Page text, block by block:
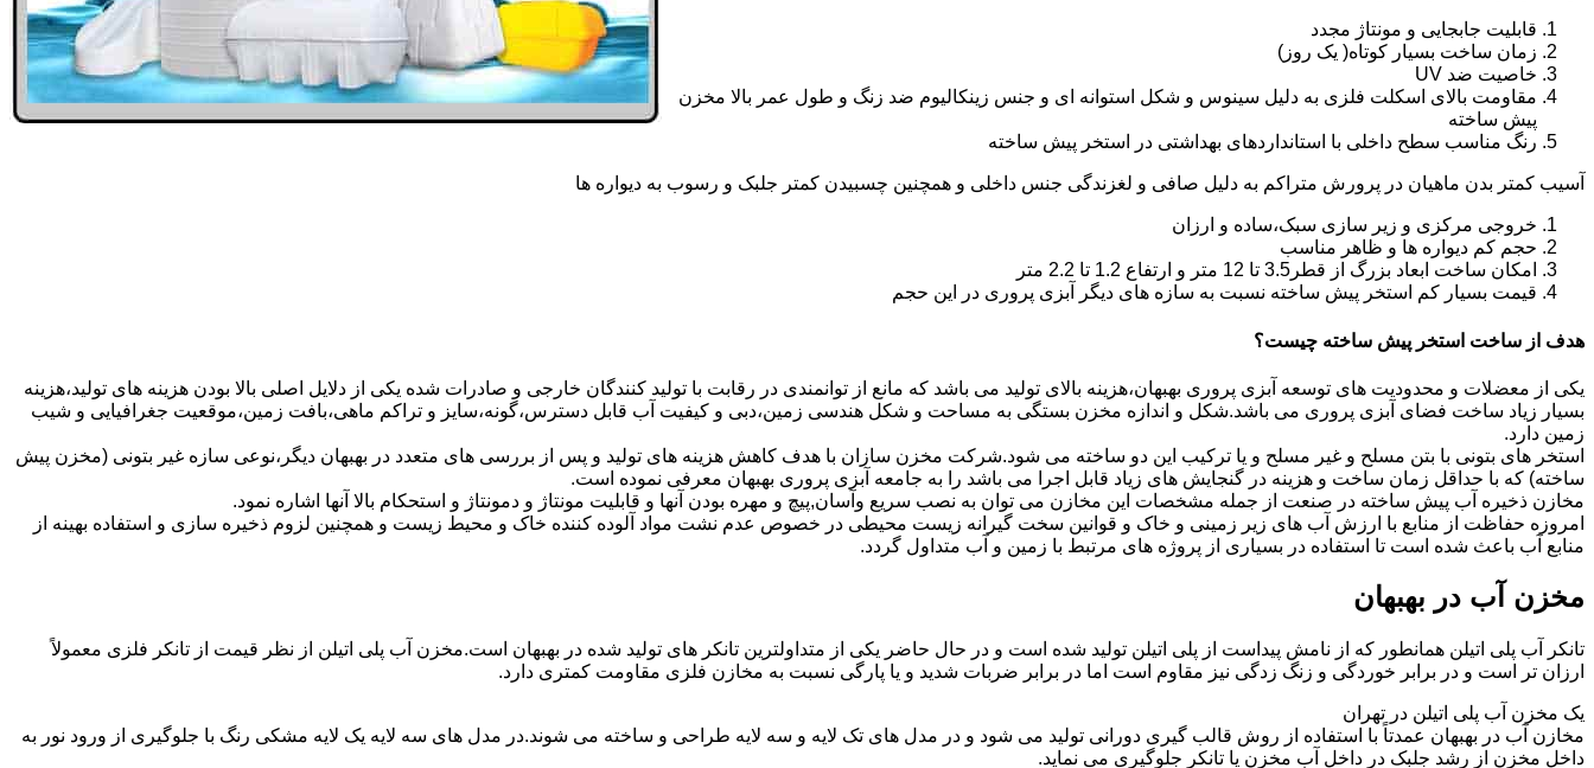
قابلیت جابجایی و مونتاژ مجدد
زمان ساخت بسیار کوتاه( یک روز)
خاصیت ضد UV
مقاومت بالای اسکلت فلزی به دلیل سینوس و شکل استوانه ای و جنس زینکالیوم ضد زنگ و طول عمر بالا مخزن
پیش ساخته
رنگ مناسب سطح داخلی با استانداردهای بهداشتی در استخر پیش ساخته
آسیب کمتر بدن ماهیان در پرورش متراکم به دلیل صافی و لغزندگی جنس داخلی و همچنین چسبیدن کمتر جلبک و رسوب به دیواره ها
خروجی مرکزی و زیر سازی سبک،ساده و ارزان
حجم کم دیواره ها و ظاهر مناسب
امکان ساخت ابعاد بزرگ از قطر3.5 تا 12 متر و ارتفاع 1.2 تا 2.2 متر
قیمت بسیار کم استخر پیش ساخته نسبت به سازه های دیگر آبزی پروری در این حجم
هدف از ساخت استخر پیش ساخته چیست؟
یکی از معضلات و محدودیت های توسعه آبزی پروری بهبهان،هزینه بالای تولید می باشد که مانع از توانمندی در رقابت با تولید کنندگان خارجی و صادرات شده یکی از دلایل اصلی بالا بودن هزینه های تولید،هزینه
بسیار زیاد ساخت فضای آبزی پروری می باشد.شکل و اندازه مخزن بستگی به مساحت و شکل هندسی زمین،دبی و کیفیت آب قابل دسترس،گونه،سایز و تراکم ماهی،بافت زمین،موقعیت جغرافیایی و شیب
زمین دارد.
استخر های بتونی با بتن مسلح و غیر مسلح و یا ترکیب این دو ساخته می شود.شرکت مخزن سازان با هدف کاهش هزینه های تولید و پس از بررسی های متعدد در بهبهان دیگر،نوعی سازه غیر بتونی (مخزن پیش
ساخته) که با حداقل زمان ساخت و هزینه در گنجایش های زیاد قابل اجرا می باشد را به جامعه آبزی پروری بهبهان معرفی نموده است.
مخازن ذخیره آب پیش ساخته در صنعت از جمله مشخصات این مخازن می توان به نصب سریع وآسان,پیچ و مهره بودن آنها و قابلیت مونتاژ و دمونتاژ و استحکام بالا آنها اشاره نمود.
امروزه حفاظت از منابع با ارزش آب های زیر زمینی و خاک و قوانین سخت گیرانه زیست محیطی در خصوص عدم نشت مواد آلوده کننده خاک و محیط زیست و همچنین لزوم ذخیره سازی و استفاده بهینه از
منابع آب باعث شده است تا استفاده در بسیاری از پروژه های مرتبط با زمین و آب متداول گردد.
مخزن آب در بهبهان
تانکر آب پلی اتیلن همانطور که از نامش پیداست از پلی اتیلن تولید شده است و در حال حاضر یکی از متداولترین تانکر های تولید شده در بهبهان است.مخزن آب پلی اتیلن از نظر قیمت از تانکر فلزی معمولاً
ارزان تر است و در برابر خوردگی و زنگ زدگی نیز مقاوم است اما در برابر ضربات شدید و یا پارگی نسبت به مخازن فلزی مقاومت کمتری دارد.
یک مخزن آب پلی اتیلن در تهران
مخازن آب در بهبهان عمدتاً با استفاده از روش قالب گیری دورانی تولید می شود و در مدل های تک لایه و سه لایه طراحی و ساخته می شوند.در مدل های سه لایه یک لایه مشکی رنگ با جلوگیری از ورود نور به
داخل مخزن از رشد جلبک در داخل آب مخزن یا تانکر جلوگیری می نماید.